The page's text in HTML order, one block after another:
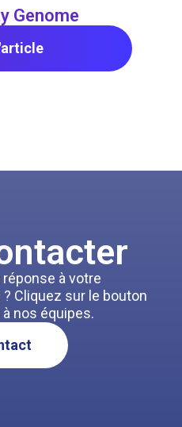
Genome
à votre
Cliquez sur le bouton
nos équipes.